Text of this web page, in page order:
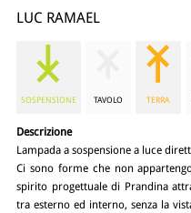
LUC RAMAEL
SOSPENSIONE TAVOLO TERRA
Descrizione
Lampada a sospensione a luce
Ci sono forme che non
spirito progettuale di Prandina
tra esterno ed interno, senza la